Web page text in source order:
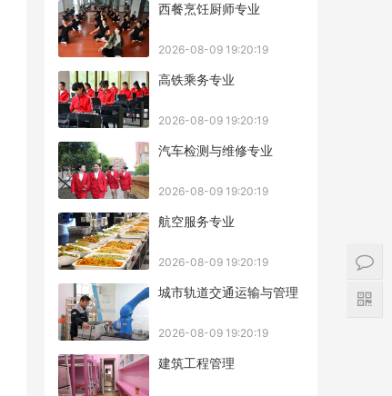
西餐烹饪厨师专业
2026-08-09 19:20:19
高铁乘务专业
2026-08-09 19:20:19
汽车检测与维修专业
2026-08-09 19:20:19
航空服务专业
2026-08-09 19:20:19
城市轨道交通运输与管理
2026-08-09 19:20:19
建筑工程管理